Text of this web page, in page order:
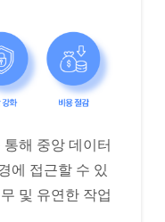
해 중앙 데이터
에 접근할 수 있
및 유연한 작업